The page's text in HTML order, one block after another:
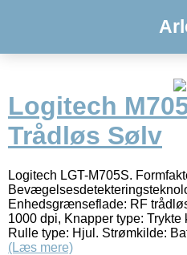
Logitech
Trådløs Sølv
Logitech LGT-M705S.
Enhedsgrænseflade: RF
1000 dpi, Knapper type: Trykte
Rulle type: Hjul. Strømkilde:
(Læs mere)